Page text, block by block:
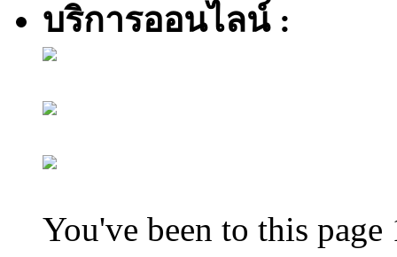
บริการออนไลน์ :
You've been to this page